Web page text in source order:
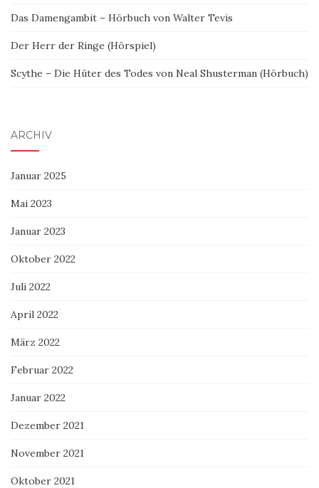
Das Damengambit – Hörbuch von Walter Tevis
Der Herr der Ringe (Hörspiel)
Scythe – Die Hüter des Todes von Neal Shusterman (Hörbuch)
ARCHIV
Januar 2025
Mai 2023
Januar 2023
Oktober 2022
Juli 2022
April 2022
März 2022
Februar 2022
Januar 2022
Dezember 2021
November 2021
Oktober 2021